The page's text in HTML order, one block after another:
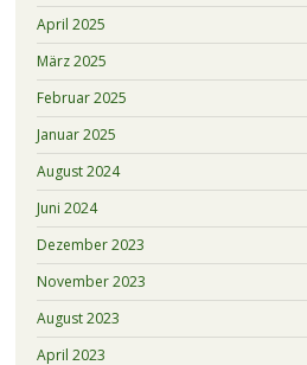
April 2025
März 2025
Februar 2025
Januar 2025
August 2024
Juni 2024
Dezember 2023
November 2023
August 2023
April 2023